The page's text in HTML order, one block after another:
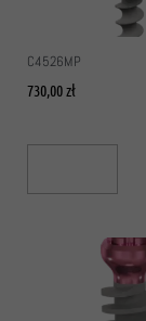
C4526MP
730,00zł